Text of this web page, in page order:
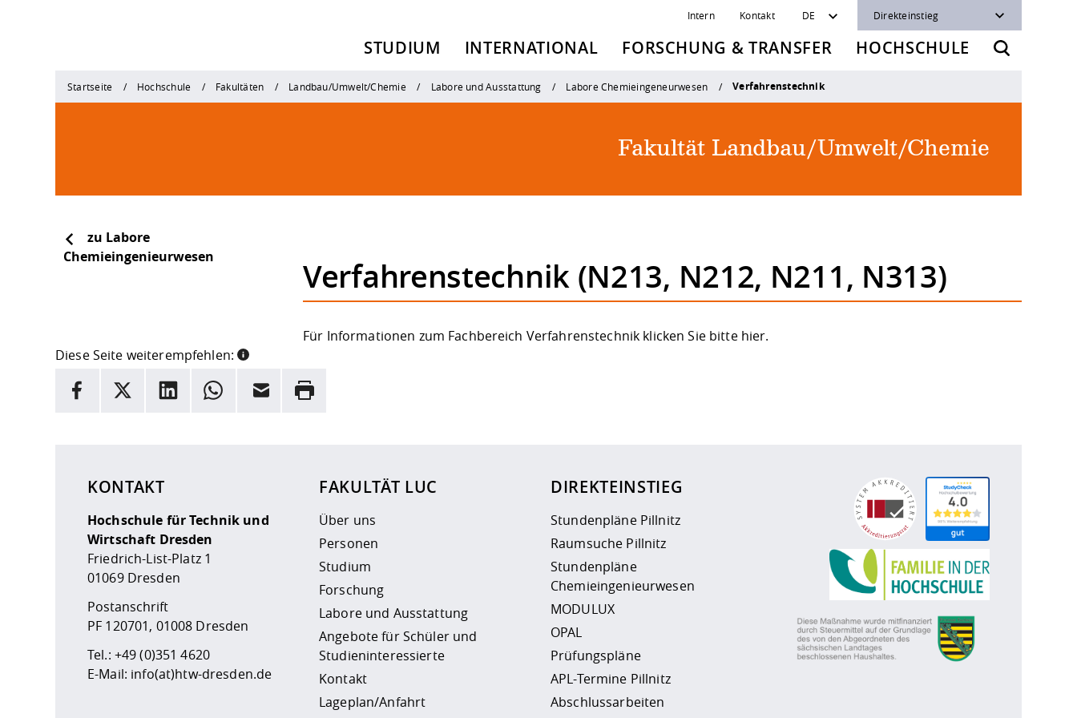
Intern Kontakt DE Direkteinstieg
STUDIUM INTERNATIONAL FORSCHUNG & TRANSFER HOCHSCHULE
Startseite Hochschule Fakultäten Landbau/Umwelt/Chemie Labore und Ausstattung Labore Chemieingeneurwesen Verfahrenstechnik
Fakultät Landbau/Umwelt/Chemie
zu Labore
Chemieingenieurwesen
Verfahrenstechnik (N213, N212, N211, N313)
Für Informationen zum Fachbereich Verfahrenstechnik klicken Sie bitte hier.
Diese Seite weiterempfehlen:
INFORMATION
Facebook
X LinkedInWhatsappE-Mail Drucken
KONTAKT
Hochschule für Technik und
Wirtschaft Dresden
Friedrich-List-Platz 1
01069 Dresden
Postanschrift
PF 120701, 01008 Dresden
Tel.: +49 (0)351 4620
E-Mail: info(at)htw-dresden.de
FAKULTÄT LUC
Über uns
Personen
Studium
Forschung
Labore und Ausstattung
Angebote für Schüler und
Studieninteressierte
Kontakt
Lageplan/Anfahrt
DIREKTEINSTIEG
Stundenpläne Pillnitz
Raumsuche Pillnitz
Stundenpläne
Chemieingenieurwesen
MODULUX
OPAL
Prüfungspläne
APL-Termine Pillnitz
Abschlussarbeiten